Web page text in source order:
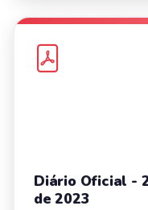
Diário Oficial -
de 2023